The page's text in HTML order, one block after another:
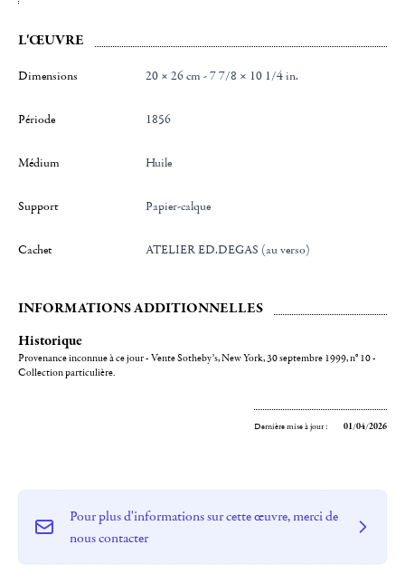
L'ŒUVRE
Dimensions 20 × 26 cm - 7 7/8 × 10 1/4 in.
Période 1856
Médium Huile
Support Papier-calque
Cachet ATELIER ED.DEGAS (au verso)
INFORMATIONS ADDITIONNELLES
Historique
Provenance inconnue à ce jour - Vente Sotheby’s, New York, 30 septembre 1999, n° 10 -
Collection particulière.
Dernière mise à jour : 01/04/2026
Pour plus d'informations sur cette œuvre, merci de
nous contacter